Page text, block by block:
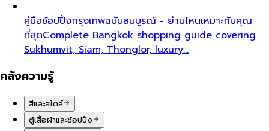
คู่มือช้อปปิ้งกรุงเทพฉบับสมบูรณ์ - ย่านไหนเหมาะกับคุณ
ที่สุดComplete Bangkok shopping guide covering
Sukhumvit, Siam, Thonglor, luxury…
คลังความรู้
สีและสไตล์
ตู้เสื้อผ้าและช้อปปิ้ง